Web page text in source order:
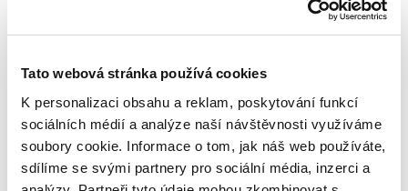
Tato webová stránka používá cookies
K personalizaci obsahu a reklam, poskytování funkcí
sociálních médií a analýze naší návštěvnosti využíváme
soubory cookie. Informace o tom, jak náš web používáte,
sdílíme se svými partnery pro sociální média, inzerci a
Check Point představil novou sérii Quantum Force firewallů,
vybavených špičkovou AI technologií a cloudovým
zpracováním přes Infinity Platform. Deset nových modelů
slibuje až 1 Tbps rychlosti, díky čemuž dokážou blokovat až
99,8 % malwaru – významný posun proti tradičním řešením.
2. Maximální výkon s nízkou spotřebou